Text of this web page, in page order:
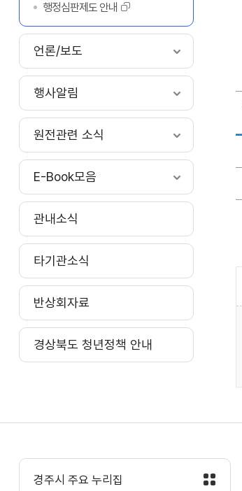
행정심판제도 안내
언론/보도
행사알림
원전관련 소식
E-Book모음
관내소식
타기관소식
반상회자료
경상북도 청년정책 안내
경주시 주요 누리집